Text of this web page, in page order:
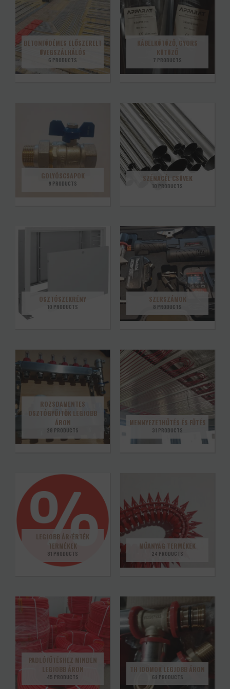
BETONFÖDÉMES ELŐSZERELT
ÜVEGSZÁLHÁLÓS
6 PRODUCTS
KÁBELKÖTÖZŐ, GYORS
KÖTÖZŐ
7 PRODUCTS
GOLYÓSCSAPOK
9 PRODUCTS
SZÉNACÉL CSÖVEK
10 PRODUCTS
OSZTÓSZEKRÉNY
10 PRODUCTS
SZERSZÁMOK
8 PRODUCTS
ROZSDAMENTES
OSZTÓGYŰJTŐK LEGJOBB
ÁRON
28 PRODUCTS
MENNYEZETHŰTÉS ÉS FŰTÉS
31 PRODUCTS
LEGJOBB ÁR/ÉRTÉK
TERMÉKEK
31 PRODUCTS
MŰANYAG TERMÉKEK
24 PRODUCTS
PADLÓFŰTÉSHEZ MINDEN
LEGJOBB ÁRON
45 PRODUCTS
TH IDOMOK LEGJOBB ÁRON
69 PRODUCTS